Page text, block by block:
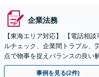
企業法務
【東海エリア対応】 【電話相
ルチェック、企業間トラブル、
点で物事を捉えバランスの良い
は月額5,000円から対応可【夜
事例を見る(2件)